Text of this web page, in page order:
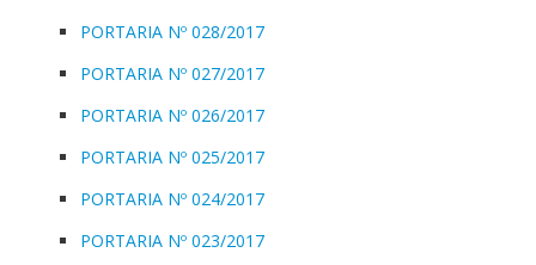
PORTARIA Nº 028/2017
PORTARIA Nº 027/2017
PORTARIA Nº 026/2017
PORTARIA Nº 025/2017
PORTARIA Nº 024/2017
PORTARIA Nº 023/2017